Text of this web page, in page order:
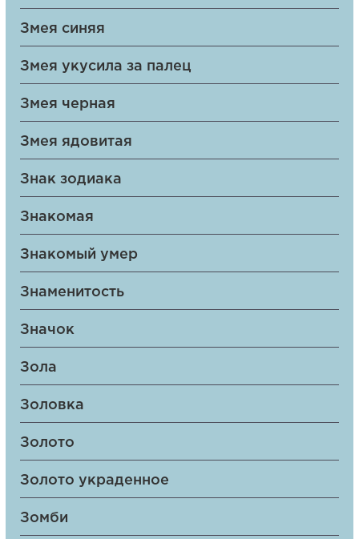
Змея синяя
Змея укусила за палец
Змея черная
Змея ядовитая
Знак зодиака
Знакомая
Знакомый умер
Знаменитость
Значок
Зола
Золовка
Золото
Золото украденное
Зомби